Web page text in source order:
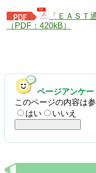
「ＥＡＳＴ
（PDF：420kB）
ページアンケー
このページの内容は
はい
いいえ